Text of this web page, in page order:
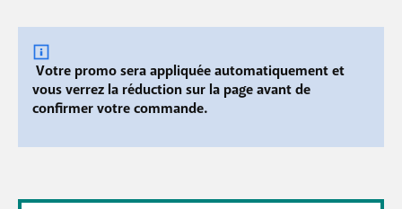
Votre promo sera appliquée automatiquement et
vous verrez la réduction sur la page avant de
confirmer votre commande.